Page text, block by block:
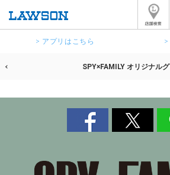
> アプリはこちら
SPY×FAMILY オリジナル